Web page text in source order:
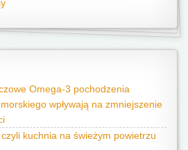
Omega-3 pochodzenia
wpływają na zmniejszenie
kuchnia na świeżym powietrzu